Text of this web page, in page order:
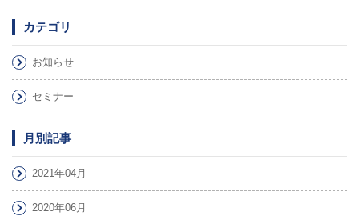
カテゴリ
お知らせ
セミナー
月別記事
2021年04月
2020年06月